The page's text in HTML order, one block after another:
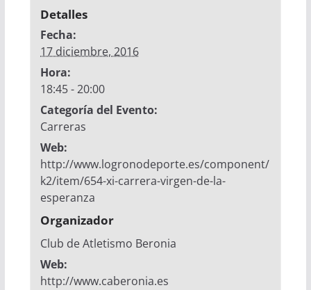
Detalles
Fecha:
17 diciembre, 2016
Hora:
18:45 - 20:00
Categoría del Evento:
Carreras
Web:
http://www.logronodeporte.es/component/
k2/item/654-xi-carrera-virgen-de-la-
esperanza
Organizador
Club de Atletismo Beronia
Web:
http://www.caberonia.es